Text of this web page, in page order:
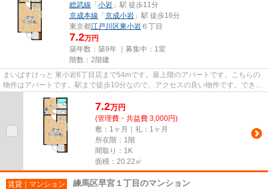
総武線 「 小岩 」駅 徒歩11分
京成本線 「 京成小岩 」駅 徒歩16分
東京都江戸川区東小岩 ６丁目
7.2万円
築年数：築9年 ｜募集中： 1室
階数：2階建
まいばすけっと 東小岩6丁目店まで54mです。最上階のアパートです。こちらの
物件はアパートです。駅まで徒歩10分なので、アクセスの良い物件です。できる
7.2万円
(管理費・共益費 3,000円)
敷：1ヶ月｜礼：1ヶ月
所在階：1階
間取り：1K
面積：20.22㎡
賃貸｜マンション 練馬区早宮１丁目のマンション